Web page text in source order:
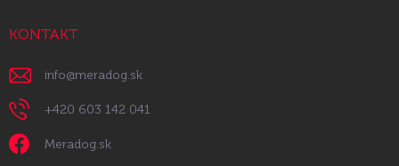
KONTAKT
info@meradog.sk
+420 603 142 041
Meradog.sk